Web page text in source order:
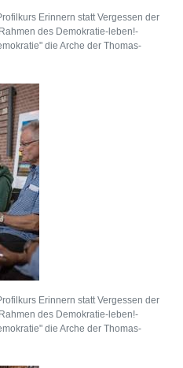
Erinnern statt Vergessen der
des Demokratie-leben!-
die Arche der Thomas-
Erinnern statt Vergessen der
des Demokratie-leben!-
die Arche der Thomas-